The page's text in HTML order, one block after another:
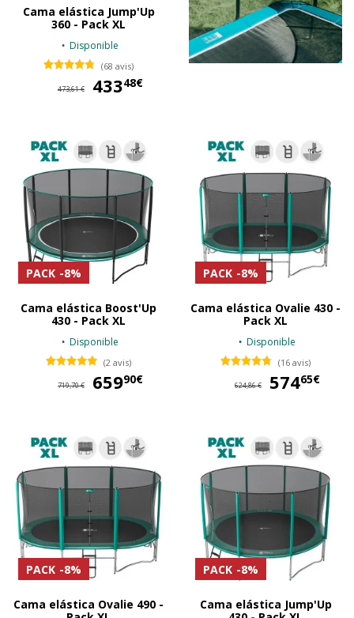
Cama elástica Jump'Up
360 - Pack XL
Disponible
(68 avis)
473,61 € 43348€
PACK -8%
Cama elástica Boost'Up
430 - Pack XL
Disponible
(2 avis)
719,70 € 65990€
PACK -8%
Cama elástica Ovalie 430 -
Pack XL
Disponible
(16 avis)
624,86 € 57465€
PACK -8%
Cama elástica Ovalie 490 -
PACK -8%
Cama elástica Jump'Up